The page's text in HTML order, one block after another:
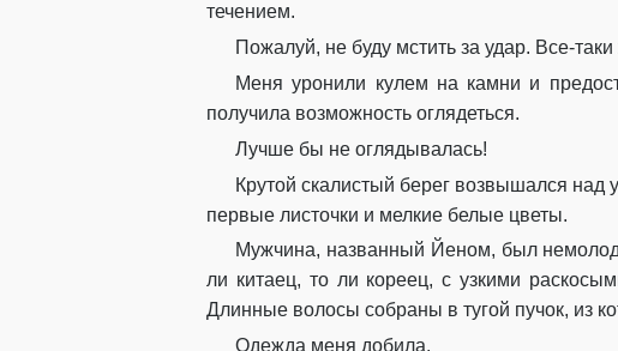
течением.
Пожалуй, не буду мстить за удар. Все-
Меня уронили кулем на камни и
получила возможность оглядеться.
Лучше бы не оглядывалась!
Крутой скалистый берег возвышался над
первые листочки и мелкие белые цветы.
Мужчина, названный Йеном, был
ли китаец, то ли кореец, с узкими
Длинные волосы собраны в тугой пучок, из
Одежда меня добила.